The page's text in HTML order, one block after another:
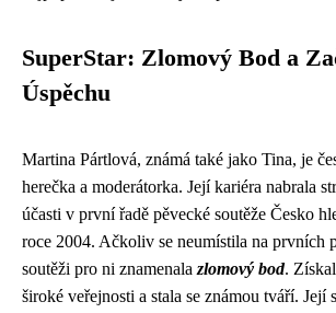
SuperStar: Zlomový Bod a
Úspěchu
Martina Pártlová, známá také jako Tina, je
herečka a moderátorka. Její kariéra nabrala
účasti v první řadě pěvecké soutěže Česko
roce 2004. Ačkoliv se neumístila na prvních
soutěži pro ni znamenala zlomový bod.
široké veřejnosti a stala se známou tváří. Její